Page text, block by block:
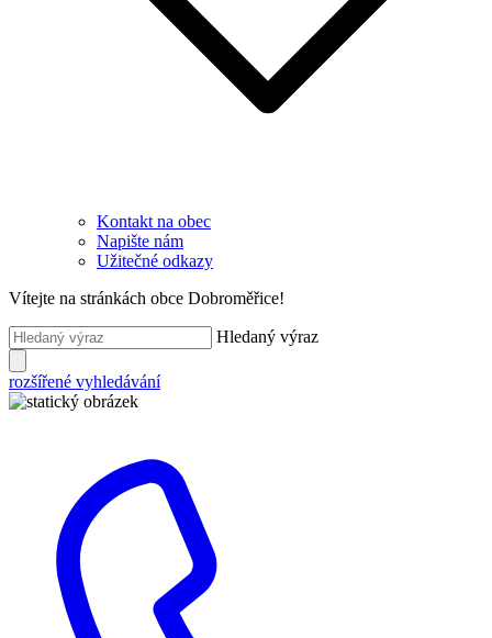
Kontakt na obec
Napište nám
Užitečné odkazy
Vítejte na stránkách obce Dobroměřice!
Hledaný výraz
rozšířené vyhledávání